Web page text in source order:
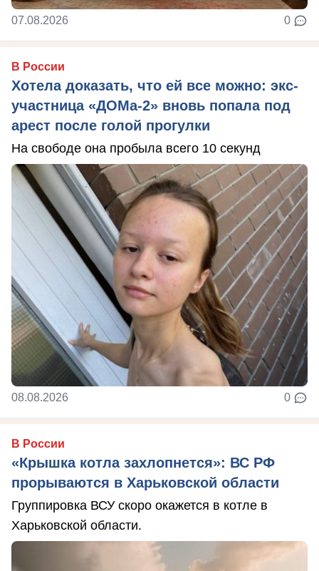
07.08.2026 0
В России
Хотела доказать, что ей все можно: экс-
участница «ДОМа-2» вновь попала под
арест после голой прогулки
На свободе она пробыла всего 10 секунд
08.08.2026 0
В России
«Крышка котла захлопнется»: ВС РФ
прорываются в Харьковской области
Группировка ВСУ скоро окажется в котле в
Харьковской области.